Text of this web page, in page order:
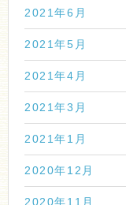
2021年6月
2021年5月
2021年4月
2021年3月
2021年1月
2020年12月
2020年11月